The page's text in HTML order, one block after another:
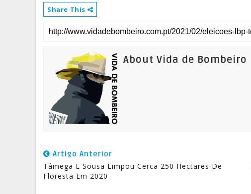
Share This
About Vida de Bombeiro
Artigo Anterior
Tâmega E Sousa Limpou Cerca 250 Hectares De
Floresta Em 2020